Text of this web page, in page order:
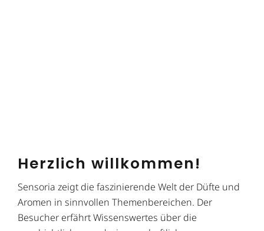
Herzlich willkommen!
Sensoria zeigt die faszinierende Welt der Düfte und
Aromen in sinnvollen Themenbereichen. Der
Besucher erfährt Wissenswertes über die